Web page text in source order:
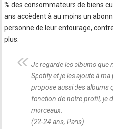
% des consommateurs de biens
ans accèdent à au moins un
personne de leur entourage,
plus.
Je regarde les albums que
Spotify et je les ajoute à
propose aussi des albums
fonction de notre profil, je
morceaux.
(22-24 ans, Paris)